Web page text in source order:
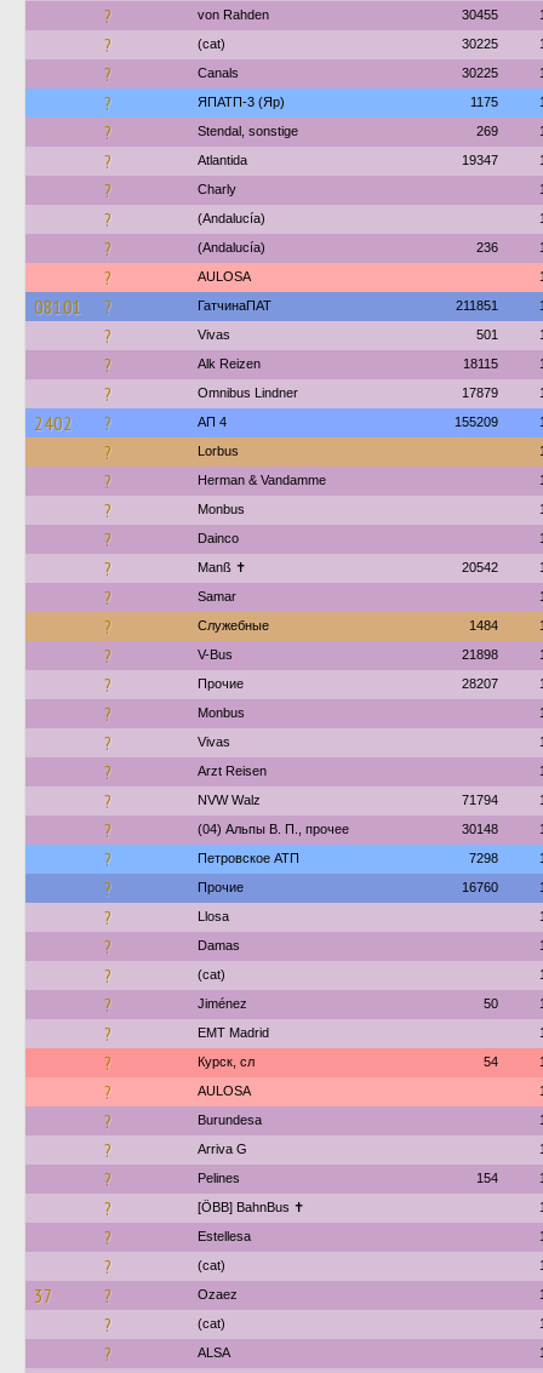
? von Rahden 30455
? (cat) 30225
? Canals 30225
? ЯПАТП-3 (Яр) 1175
? Stendal, sonstige 269
? Atlantida 19347
? Charly
? (Andalucía)
? (Andalucía) 236
? AULOSA
08101 ? ГатчинаПАТ 211851
? Vivas 501
? Alk Reizen 18115
? Omnibus Lindner 17879
2402 ? АП 4 155209
? Lorbus
? Herman & Vandamme
? Monbus
? Dainco
? Manß ✝︎ 20542
? Samar
? Служебные 1484
? V-Bus 21898
? Прочие 28207
? Monbus
? Vivas
? Arzt Reisen
? NVW Walz 71794
? (04) Альпы В. П., прочее 30148
? Петровское АТП 7298
? Прочие 16760
? Llosa
? Damas
? (cat)
? Jiménez 50
? EMT Madrid
? Курск, сл 54
? AULOSA
? Burundesa
? Arriva G
? Pelines 154
? [ÖBB] BahnBus ✝
? Estellesa
? (cat)
37 ? Ozaez
? (cat)
? ALSA